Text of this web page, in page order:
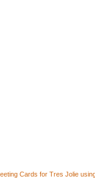
Cards for Tres Jolie